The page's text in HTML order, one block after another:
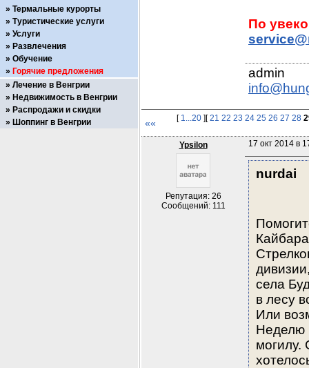
«« [ 1...20][21 22 23 24 25 26 27 28
Ypsilon
Репутация: 26
Сообщений: 111
17 окт 2014 в
nurdai
села
в лесу
Или
Неделю
могилу.
Термальные курорты
Туристические услуги
Услуги
Развлечения
Обучение
Горячие предложения
Лечение в Венгрии
Недвижимость в Венгрии
Распродажи и скидки
Шоппинг в Венгрии